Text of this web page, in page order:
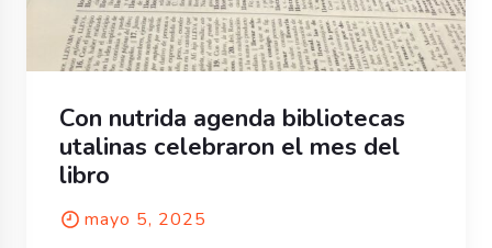
Con nutrida agenda bibliotecas
utalinas celebraron el mes del
libro
mayo 5, 2025